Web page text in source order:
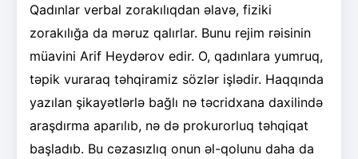
Qadınlar verbal zorakılıqdan əlavə, fiziki
zorakılığa da məruz qalırlar. Bunu rejim rəisinin
müavini Arif Heydərov edir. O, qadınlara yumruq,
təpik vuraraq təhqiramiz sözlər işlədir. Haqqında
yazılan şikayətlərlə bağlı nə təcridxana daxilində
araşdırma aparılıb, nə də prokurorluq təhqiqat
başladıb. Bu cəzasızlıq onun əl-qolunu daha da